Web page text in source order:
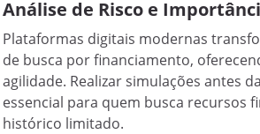
Análise de Risco e
Plataformas digitais modernas
de busca por financiamento,
agilidade. Realizar simulações antes
essencial para quem busca recursos
histórico limitado.